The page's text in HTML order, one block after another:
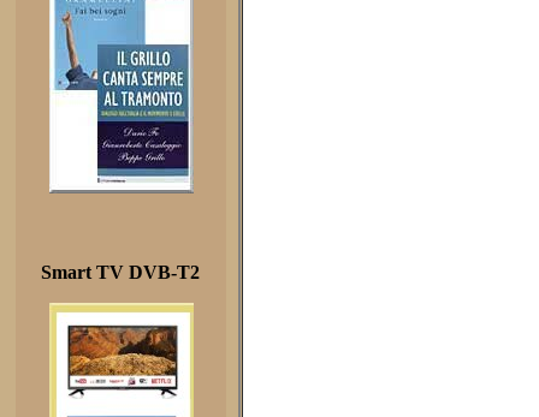
Smart TV DVB-T2